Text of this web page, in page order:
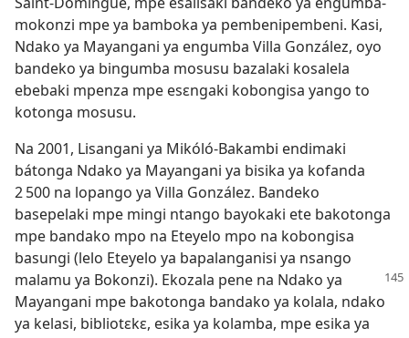
mokonzi mpe ya bamboka ya pembenipembeni. Kasi,
Ndako ya Mayangani ya engumba Villa González, oyo
bandeko ya bingumba mosusu bazalaki kosalela
ebebaki mpenza mpe esɛngaki kobongisa yango to
kotonga mosusu.
Na 2001, Lisangani ya Mikóló-Bakambi endimaki
bátonga Ndako ya Mayangani ya bisika ya kofanda
2 500 na lopango ya Villa González. Bandeko
basepelaki mpe mingi ntango bayokaki ete bakotonga
mpe bandako mpo na Eteyelo mpo na kobongisa
basungi (lelo Eteyelo ya bapalanganisi ya nsango
malamu ya Bokonzi). Ekozala pene na Ndako ya
Mayangani mpe bakotonga bandako ya kolala, ndako
ya kelasi, bibliotɛkɛ, esika ya kolamba, mpe esika ya